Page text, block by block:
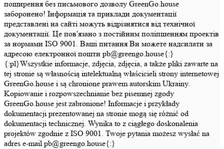
поширення без письмового дозволу GreenGo.house
заборонено! Інформація та приклади документації
представлені на сайті можуть відрізнятися від технічної
документації. Це пов'язано з постійним поліпшенням проектів
за нормами ISO 9001. Ваші питання Ви можете надсилати за
адресою електронної пошти pb@greengo.house{:}
{:pl}Wszystkie informacje, zdjęcia, zdjęcia, a także pliki zawarte na
tej stronie są własnością intelektualną właścicieli strony internetowej
GreenGo.house i są chronione prawem autorskim Ukrainy.
Kopiowanie i rozpowszechnianie bez pisemnej zgody
GreenGo.house jest zabronione! Informacje i przykłady
dokumentacji prezentowanej na stronie mogą się różnić od
dokumentacji technicznej. Wynika to z ciągłego doskonalenia
projektów zgodnie z ISO 9001. Twoje pytania możesz wysłać na
adres e-mail pb@greengo.house{:}